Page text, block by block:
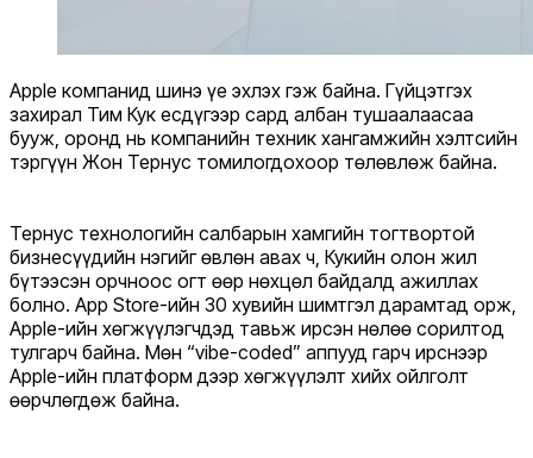
Apple компанид шинэ үе эхлэх гэж байна. Гүйцэтгэх
захирал Тим Кук есдүгээр сард албан тушаалаасаа
бууж, оронд нь компанийн техник хангамжийн хэлтсийн
тэргүүн Жон Тернус томилогдохоор төлөвлөж байна.
Тернус технологийн салбарын хамгийн тогтвортой
бизнесүүдийн нэгийг өвлөн авах ч, Кукийн олон жил
бүтээсэн орчноос огт өөр нөхцөл байдалд ажиллах
болно. App Store-ийн 30 хувийн шимтгэл дарамтад орж,
Apple-ийн хөгжүүлэгчдэд тавьж ирсэн нөлөө сорилтод
тулгарч байна. Мөн “vibe-coded” аппууд гарч ирснээр
Apple-ийн платформ дээр хөгжүүлэлт хийх ойлголт
өөрчлөгдөж байна.